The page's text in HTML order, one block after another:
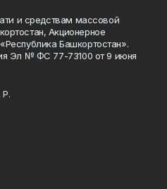
и средствам массовой
Акционерное
Башкортостан».
Эл № ФС 77-73100 от 9 июня
Р.